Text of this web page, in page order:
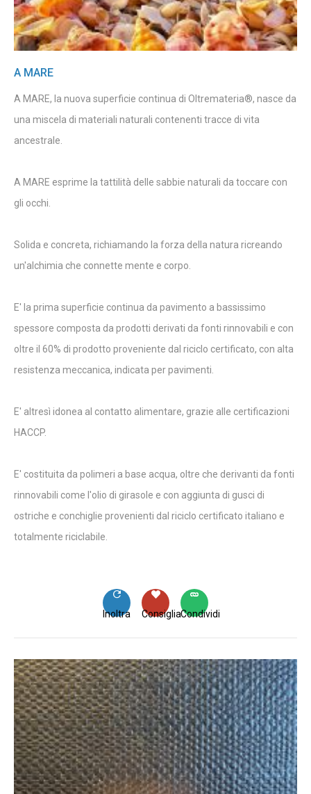
A MARE
A MARE, la nuova superficie continua di Oltremateria®, nasce da
una miscela di materiali naturali contenenti tracce di vita
ancestrale.
A MARE esprime la tattilità delle sabbie naturali da toccare con
gli occhi.
Solida e concreta, richiamando la forza della natura ricreando
un'alchimia che connette mente e corpo.
E' la prima superficie continua da pavimento a bassissimo
spessore composta da prodotti derivati da fonti rinnovabili e con
oltre il 60% di prodotto proveniente dal riciclo certificato, con alta
resistenza meccanica, indicata per pavimenti.
E' altresì idonea al contatto alimentare, grazie alle certificazioni
HACCP.
E' costituita da polimeri a base acqua, oltre che derivanti da fonti
rinnovabili come l'olio di girasole e con aggiunta di gusci di
ostriche e conchiglie provenienti dal riciclo certificato italiano e
totalmente riciclabile.
Condividi
Consiglia
Inoltra